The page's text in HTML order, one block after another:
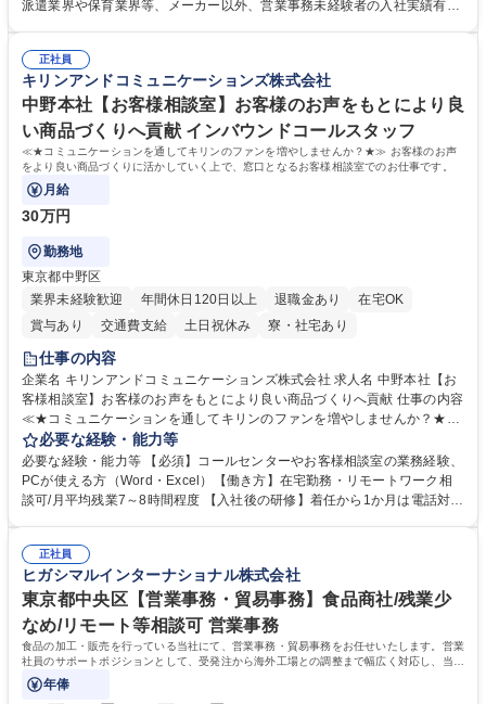
募集職種 【大阪・京都・滋賀】営業事務 ※未経験可
派遣業界や保育業界等、メーカー以外、営業事務未経験者の入社実績有
えて、お客様や社員の状況に合わせ、能動的なサポート、改善の動きも期
待され。組織を支えるスペシャリストとして、チームに貢献し、結果的に
社員から頼られる存在になることができます。平均19:30の退勤以降の業
務の持ち帰りも禁止されており、メリハリのある働き方となります。 学
歴・資格 学歴：大学院 大学 高専 短大 語学力： 資格：
正社員
キリンアンドコミュニケーションズ株式会社
中野本社【お客様相談室】お客様のお声をもとにより良
い商品づくりへ貢献 インバウンドコールスタッフ
≪★コミュニケーションを通してキリンのファンを増やしませんか？★≫ お客様のお声
をより良い商品づくりに活かしていく上で、窓口となるお客様相談室でのお仕事です。
月給
30万円
勤務地
東京都中野区
業界未経験歓迎
年間休日120日以上 退職金あり
在宅OK
賞与あり
交通費支給 土日祝休み 寮・社宅あり
仕事の内容
企業名 キリンアンドコミュニケーションズ株式会社 求人名 中野本社【お
客様相談室】お客様のお声をもとにより良い商品づくりへ貢献 仕事の内容
≪★コミュニケーションを通してキリンのファンを増やしませんか？★≫
お客様のお声をより良い商品づくりに活かしていく上で、窓口となるお客
様相談室でのお仕事です。 日々お客様からいただくキリングループへのご
意見を、企業活動に活かしています。お客様からの声に迅速かつ誠意をも
って対応、情報提供するとともにグループ内活動に反映しています。 【具
平均100件前後■メール・手紙：同上40件前後 募集職種 中野本社【お客様
相談室】お客様のお声をもとにより良い商品づくりへ貢献
必要な経験・能力等
必要な経験・能力等 【必須】コールセンターやお客様相談室の業務経験、
PCが使える方（Word・Excel）【働き方】在宅勤務・リモートワーク相
談可/月平均残業7～8時間程度 【入社後の研修】着任から1か月は電話対応
すのでご安心ください。 【当社について】キリングループの広報機能を担
う会社として、お客様との出会いを大切にし、磨き上げたホスピタリティ
を込めてコミュニケーションをとりながら広報関連業務を行っておりま
す。 学歴・資格 学歴：大学院 大学 高専 短大 専修学校 高校 語学力： 資
格：
正社員
ヒガシマルインターナショナル株式会社
東京都中央区【営業事務・貿易事務】食品商社/残業少
なめ/リモート等相談可 営業事務
食品の加工・販売を行っている当社にて、営業事務・貿易事務をお任せいたします。営業
社員のサポートポジションとして、受発注から海外工場との調整まで幅広く対応し、当社
事業の根幹を支えていただきます。
年俸